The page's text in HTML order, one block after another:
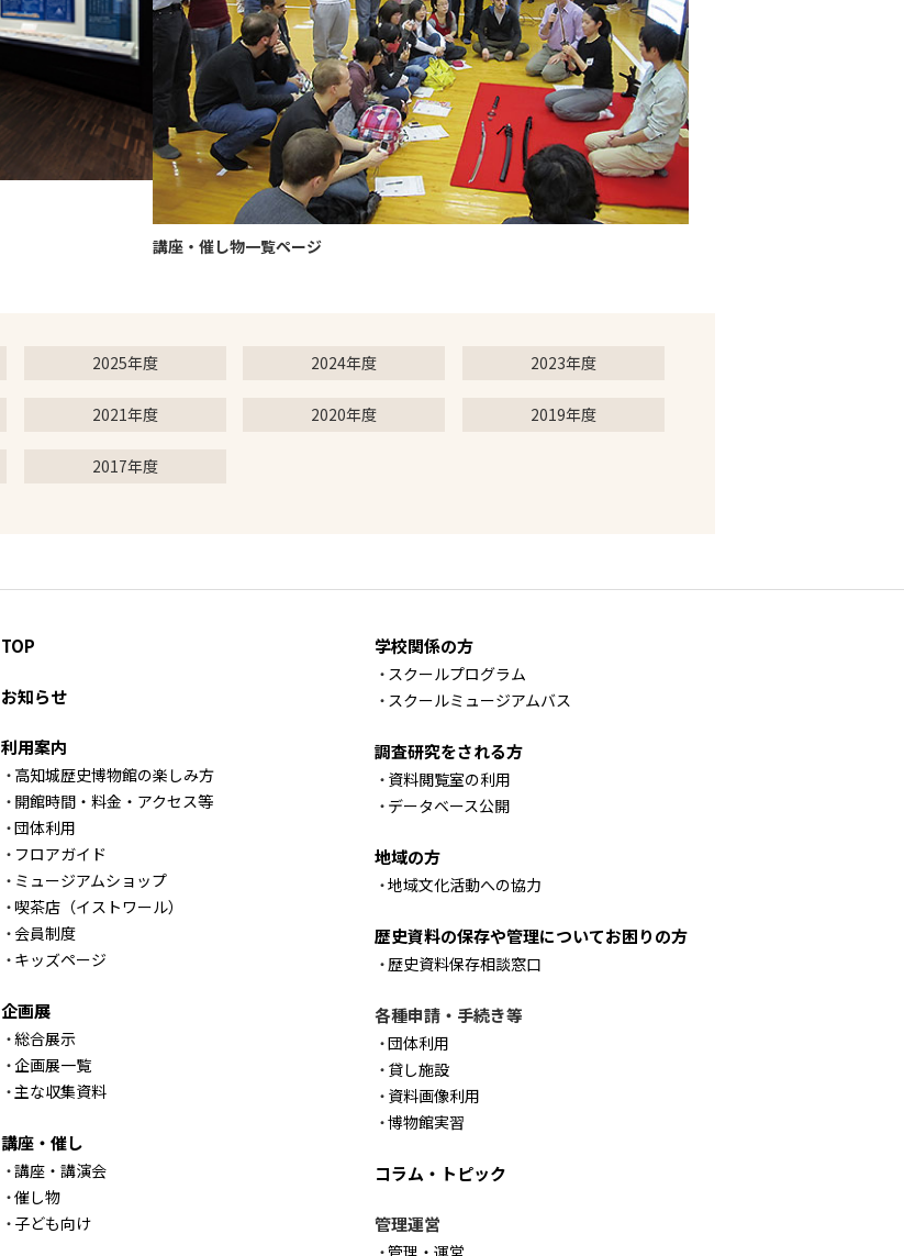
講座・催し物一覧ページ
2025年度 2024年度 2023年度
2021年度 2020年度 2019年度
2017年度
TOP
お知らせ
利用案内
高知城歴史博物館の楽しみ方
開館時間・料金・アクセス等
団体利用
フロアガイド
ミュージアムショップ
喫茶店（イストワール）
会員制度
キッズページ
企画展
総合展示
企画展一覧
主な収集資料
講座・催し
講座・講演会
催し物
子ども向け
学校関係の方
スクールプログラム
スクールミュージアムバス
調査研究をされる方
資料閲覧室の利用
データベース公開
地域の方
地域文化活動への協力
歴史資料の保存や管理についてお困りの方
歴史資料保存相談窓口
各種申請・手続き等
団体利用
貸し施設
資料画像利用
博物館実習
コラム・トピック
管理運営